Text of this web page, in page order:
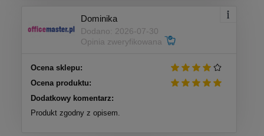
Dominika
Dodano: 2026-07-30
Opinia zweryfikowana
Ocena sklepu:
Ocena produktu:
Dodatkowy komentarz:
Produkt zgodny z opisem.